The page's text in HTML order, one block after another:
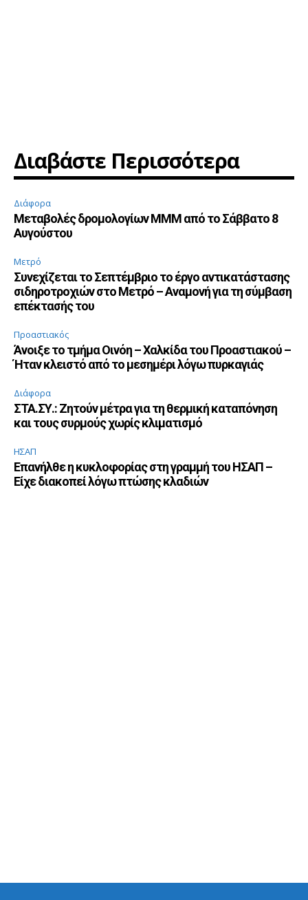
Διαβάστε Περισσότερα
Διάφορα
Μεταβολές δρομολογίων ΜΜΜ από το Σάββατο 8
Αυγούστου
Μετρό
Συνεχίζεται το Σεπτέμβριο το έργο αντικατάστασης
σιδηροτροχιών στο Μετρό – Αναμονή για τη σύμβαση
επέκτασής του
Προαστιακός
Άνοιξε το τμήμα Οινόη – Χαλκίδα του Προαστιακού –
Ήταν κλειστό από το μεσημέρι λόγω πυρκαγιάς
Διάφορα
ΣΤΑ.ΣΥ.: Ζητούν μέτρα για τη θερμική καταπόνηση
και τους συρμούς χωρίς κλιματισμό
ΗΣΑΠ
Επανήλθε η κυκλοφορίας στη γραμμή του ΗΣΑΠ –
Είχε διακοπεί λόγω πτώσης κλαδιών